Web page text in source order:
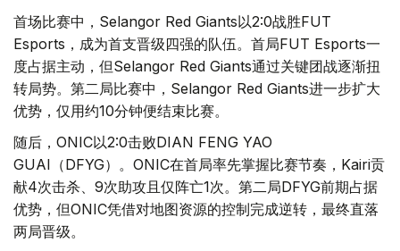
首场比赛中，Selangor Red Giants以2:0战胜FUT
Esports，成为首支晋级四强的队伍。首局FUT Esports一
度占据主动，但Selangor Red Giants通过关键团战逐渐扭
转局势。第二局比赛中，Selangor Red Giants进一步扩大
优势，仅用约10分钟便结束比赛。
随后，ONIC以2:0击败DIAN FENG YAO
GUAI（DFYG）。ONIC在首局率先掌握比赛节奏，Kairi贡
献4次击杀、9次助攻且仅阵亡1次。第二局DFYG前期占据
优势，但ONIC凭借对地图资源的控制完成逆转，最终直落
两局晋级。